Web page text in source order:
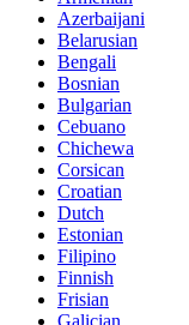
Azerbaijani
Belarusian
Bengali
Bosnian
Bulgarian
Cebuano
Chichewa
Corsican
Croatian
Dutch
Estonian
Filipino
Finnish
Frisian